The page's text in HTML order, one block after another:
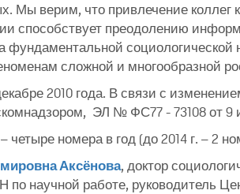
Мы верим, что привлечение коллег
способствует преодолению
социологической
сложной и многообразной
2010 года. В связи с
ЭЛ № ФС77 - 73108 от 9
четыре номера в год (до 2014 г. – 2
Аксёнова, доктор
научной работе, руководитель